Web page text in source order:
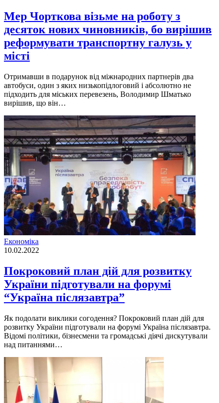
Мер Чорткова візьме на роботу з
десяток нових чиновників, бо вирішив
реформувати транспортну галузь у
місті
Отримавши в подарунок вiд мiжнародних партнерiв два
автобуси, один з яких низькопiдлоговий i абсолютно не
пiдходить для мiських перевезень, Володимир Шматько
вирiшив, що вiн…
Економіка
10.02.2022
Покроковий план дій для розвитку
України підготували на форумі
“Україна післязавтра”
Як подолати виклики согодення? Покроковий план дій для
розвитку України підготували на форумі Україна післязавтра.
Відомі політики, бізнесмени та громадські діячі дискутували
над питаннями…